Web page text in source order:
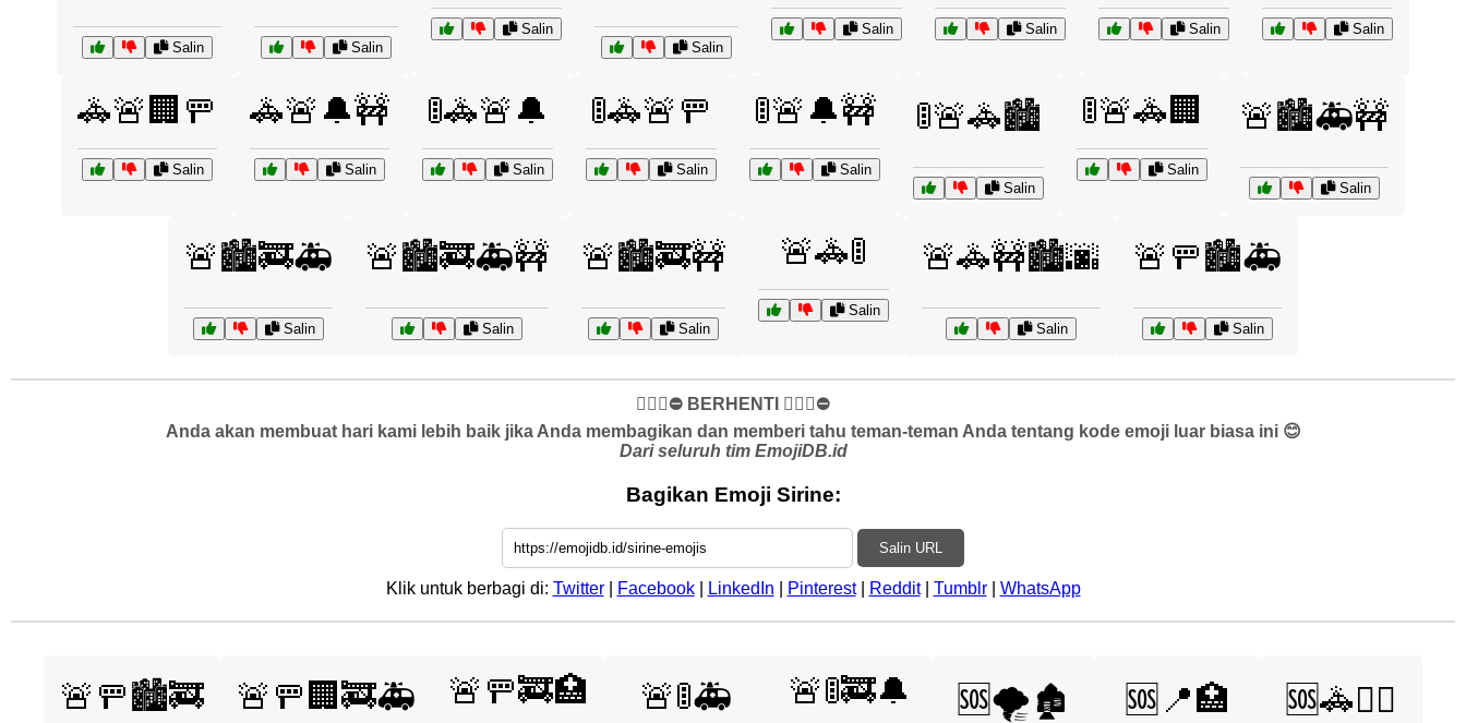
Salin Salin
Salin
Salin
Salin Salin Salin Salin
🚓🚨🏢🚥
Salin
🚓🚨🔔🚧
Salin
🚦🚓🚨🔔
Salin
🚦🚓🚨🚥
Salin
🚦🚨🔔🚧
Salin
🚦🚨🚓🏙️
Salin
🚦🚨🚓🏢
Salin
🚨🏙️🚑🚧
Salin
🚨🏙️🚒🚑
Salin
🚨🏙️🚒🚑🚧
Salin
🚨🏙️🚒🚧
Salin
🚨🚓🚦
Salin
🚨🚓🚧🏙️🌆
Salin
🚨🚥🏙️🚑
Salin
✋🏻🛑⛔️ BERHENTI ✋🏻🛑⛔️
Anda akan membuat hari kami lebih baik jika Anda membagikan dan memberi tahu teman-teman Anda tentang kode emoji luar biasa ini 😊
Dari seluruh tim EmojiDB.id
Bagikan Emoji Sirine:
Salin URL
Klik untuk berbagi di: Twitter| Facebook| LinkedIn Pinterest| Reddit| Tumblr| WhatsApp
🚨🚥🏙️🚒 🚨🚥🏢🚒🚑 🚨🚥🚒🏥 🚨🚦🚑 🚨🚦🚒🔔 🆘🌪️🏚️ 🆘📍🏥 🆘🚓👮‍♂️